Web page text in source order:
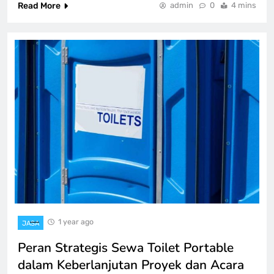
Read More
admin 0 4 mins
JASA 1 year ago
Peran Strategis Sewa Toilet Portable
dalam Keberlanjutan Proyek dan Acara